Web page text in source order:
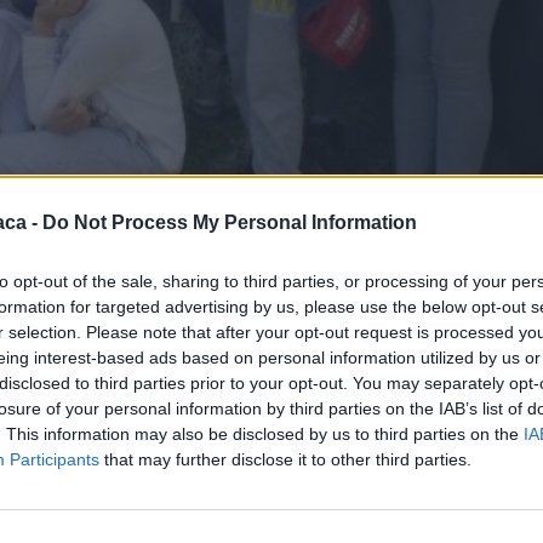
- Do Not Process My Personal Information
opt-out of the sale, sharing to third parties, or processing of your
for targeted advertising by us, please use the below opt-out
selection. Please note that after your opt-out request is processed
interest-based ads based on personal information utilized by us
to third parties prior to your opt-out. You may separately
of your personal information by third parties on the IAB’s list of
This information may also be disclosed by us to third parties on the
Participants that may further disclose it to other third parties.
gli alunni della classe V elementare di Rosignano,
con il comandante della Stazione ed il personale
formazione della cultura della legalità. Sono stati
scuole. Al termine moltissime domande da parte
molto volentieri.